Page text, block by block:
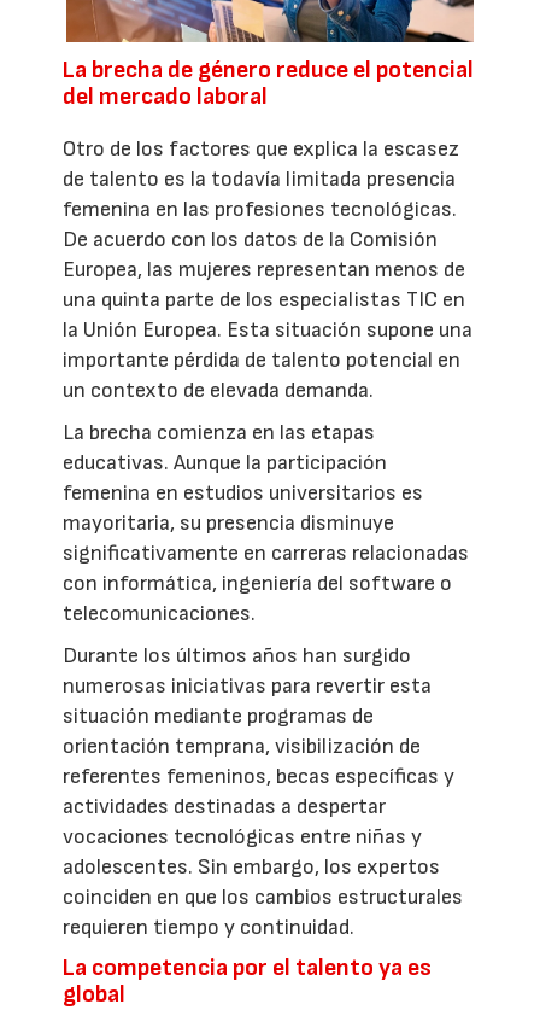
La brecha de género reduce el potencial
del mercado laboral
Otro de los factores que explica la escasez
de talento es la todavía limitada presencia
femenina en las profesiones tecnológicas.
De acuerdo con los datos de la Comisión
Europea, las mujeres representan menos de
una quinta parte de los especialistas TIC en
la Unión Europea. Esta situación supone una
importante pérdida de talento potencial en
un contexto de elevada demanda.
La brecha comienza en las etapas
educativas. Aunque la participación
femenina en estudios universitarios es
mayoritaria, su presencia disminuye
significativamente en carreras relacionadas
con informática, ingeniería del software o
telecomunicaciones.
Durante los últimos años han surgido
numerosas iniciativas para revertir esta
situación mediante programas de
orientación temprana, visibilización de
referentes femeninos, becas específicas y
actividades destinadas a despertar
vocaciones tecnológicas entre niñas y
adolescentes. Sin embargo, los expertos
coinciden en que los cambios estructurales
requieren tiempo y continuidad.
La competencia por el talento ya es
global